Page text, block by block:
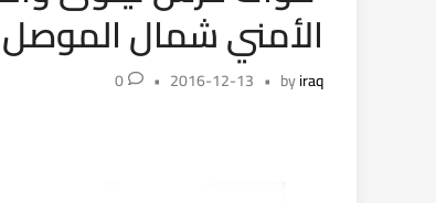
الأمني شمال الموصل
byiraq
•
2016-12-13
•
0